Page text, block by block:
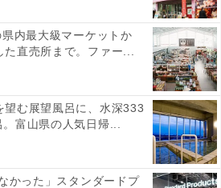
レストランがあり、鮮魚や、郷
ができそうだから」（10代男性
県内最大級マーケットか
直売所まで。ファー...
望む展望風呂に、水深333
富山県の人気日帰...
かった」スタンダードプ